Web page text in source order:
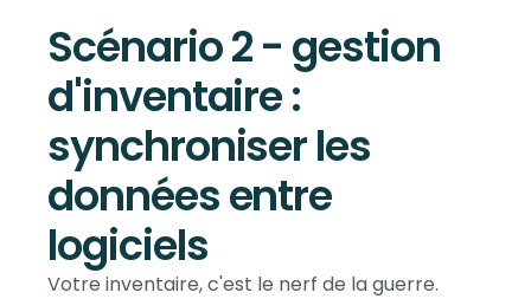
Scénario 2 - gestion
d'inventaire :
synchroniser les
données entre
logiciels
Votre inventaire, c'est le nerf de la guerre.